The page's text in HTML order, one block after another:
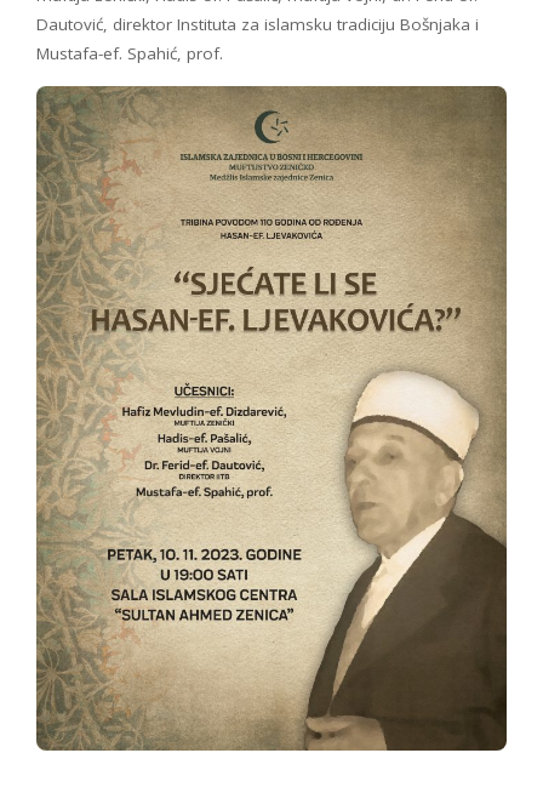
Dautović, direktor Instituta za islamsku tradiciju Bošnjaka i
Mustafa-ef. Spahić, prof.